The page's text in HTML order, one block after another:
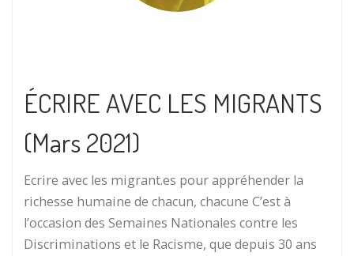
ÉCRIRE AVEC LES MIGRANTS
(Mars 2021)
Ecrire avec les migrant.es pour appréhender la
richesse humaine de chacun, chacune C’est à
l’occasion des Semaines Nationales contre les
Discriminations et le Racisme, que depuis 30 ans